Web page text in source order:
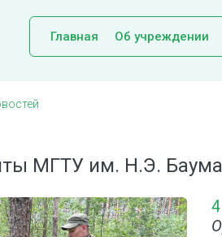
Главная Об учреждении
МГТУ им. Н.Э.